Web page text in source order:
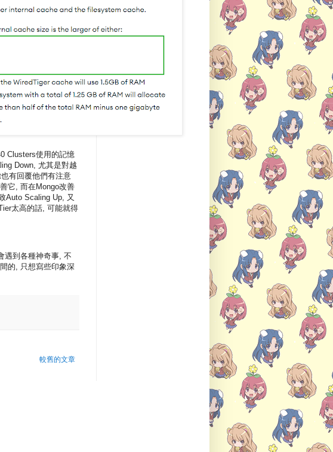
Clusters使用的記憶
Down, 尤其是對越
有回覆他們有注意
它, 而在Mongo改善
Auto Scaling Up, 又
太高的話, 可能就得
遇到各種神奇事, 不
的, 只想寫些印象深
較舊的文章